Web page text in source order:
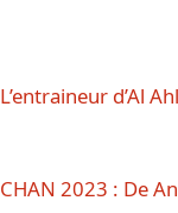
L’entraineur d’Al
CHAN 2023 : De